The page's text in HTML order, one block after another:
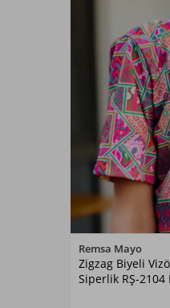
Remsa Mayo
Zigzag Biyeli
Siperlik RŞ-2104